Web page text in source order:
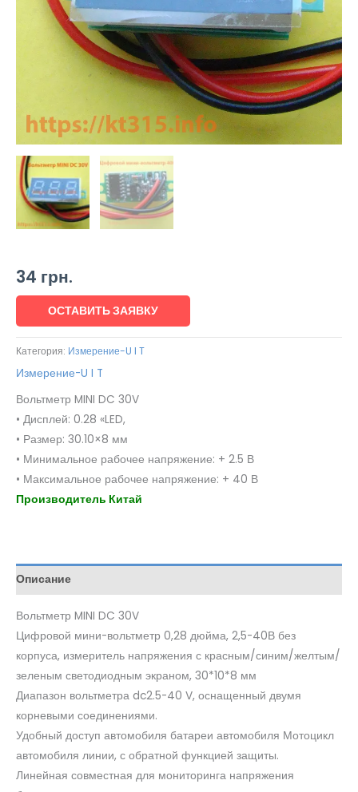
34 грн.
ОСТАВИТЬ ЗАЯВКУ
Категория: Измерение-U I T
Измерение-U I T
Вольтметр MINI DC 30V
• Дисплей: 0.28 «LED,
• Размер: 30.10×8 мм
• Минимальное рабочее напряжение: + 2.5 В
• Максимальное рабочее напряжение: + 40 В
Производитель Китай
Описание
Вольтметр MINI DC 30V
Цифровой мини-вольтметр 0,28 дюйма, 2,5-40В без
корпуса, измеритель напряжения с красным/синим/желтым/
зеленым светодиодным экраном, 30*10*8 мм
Диапазон вольтметра dc2.5-40 V, оснащенный двумя
корневыми соединениями.
Удобный доступ автомобиля батареи автомобиля Мотоцикл
автомобиля линии, с обратной функцией защиты.
Линейная совместная для мониторинга напряжения